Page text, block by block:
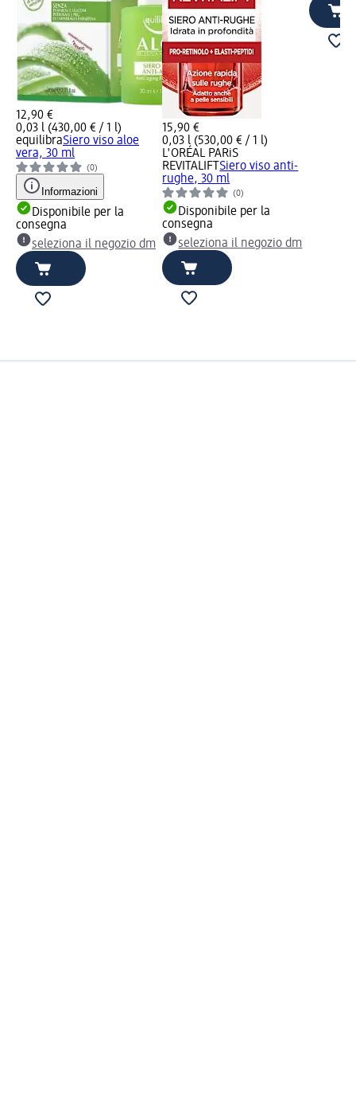
12,90 €
0,03 l (430,00 € / 1 l)
equilibraSiero viso aloe
vera, 30 ml
(0)
Informazioni
Disponibile per la
consegna
seleziona il negozio dm
15,90 €
0,03 l (530,00 € / 1 l)
L'ORÉAL PARiS
REVITALIFT Siero viso anti-
rughe, 30 ml
(0)
Disponibile per la
consegna
seleziona il negozio dm